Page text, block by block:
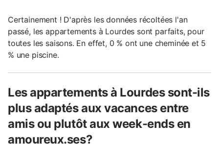
Certainement ! D'après les données récoltées l'an
passé, les appartements à Lourdes sont parfaits, pour
toutes les saisons. En effet, 0 % ont une cheminée et 5
% une piscine.
Les appartements à Lourdes sont-ils
plus adaptés aux vacances entre
amis ou plutôt aux week-ends en
amoureux.ses?